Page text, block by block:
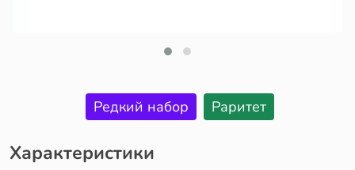
Редкий набор Раритет
Характеристики